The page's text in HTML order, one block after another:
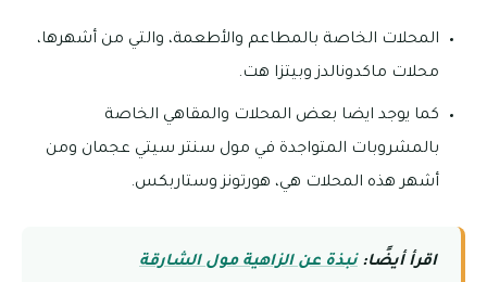
المحلات الخاصة بالمطاعم والأطعمة، والتي من أشهرها،
محلات ماكدونالدز وبيتزا هت.
كما يوجد ايضا بعض المحلات والمقاهي الخاصة
بالمشروبات المتواجدة في مول سنتر سيتي عجمان ومن
أشهر هذه المحلات هي، هورتونز وستاربكس.
اقرأ أيضًا: نبذة عن الزاهية مول الشارقة